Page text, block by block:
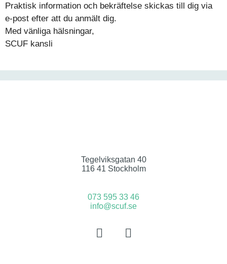
Praktisk information och bekräftelse skickas till dig via
e-post efter att du anmält dig.
Med vänliga hälsningar,
SCUF kansli
Tegelviksgatan 40
116 41 Stockholm
073 595 33 46
info@scuf.se